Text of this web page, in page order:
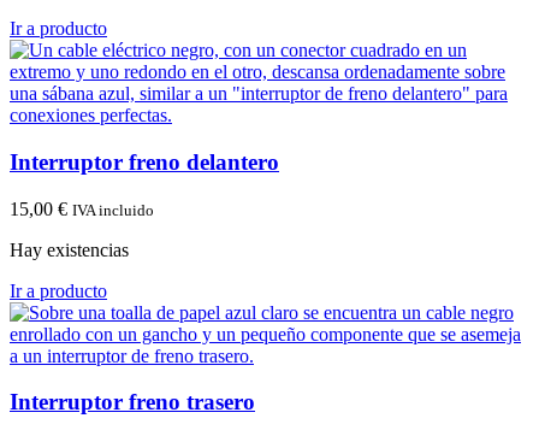
Ir a producto
Interruptor freno delantero
15,00 € IVA incluido
Hay existencias
Ir a producto
Interruptor freno trasero